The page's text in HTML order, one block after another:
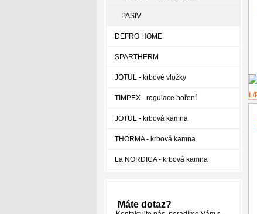
PASIV
DEFRO HOME
SPARTHERM
JOTUL - krbové vložky
TIMPEX - regulace hoření
JOTUL - krbová kamna
THORMA - krbová kamna
La NORDICA - krbová kamna
Máte dotaz?